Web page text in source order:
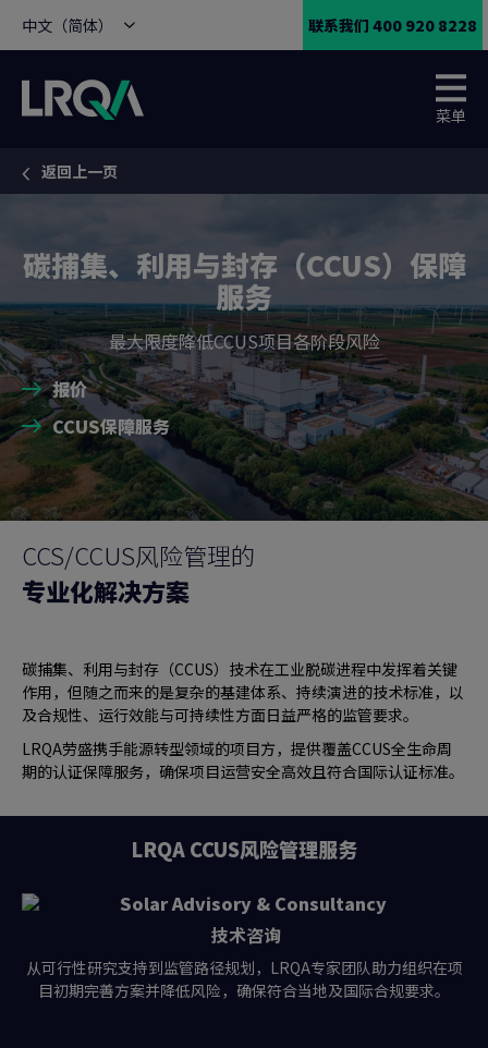
中文（简体） 联系我们 400 920 8228
菜单
You are here:
返回上一页
碳捕集、利用与封存（CCUS）保障
服务
最大限度降低CCUS项目各阶段风险
报价
CCUS保障服务
CCS/CCUS风险管理的
专业化解决方案
碳捕集、利用与封存（CCUS）技术在工业脱碳进程中发挥着关键
作用，但随之而来的是复杂的基建体系、持续演进的技术标准，以
及合规性、运行效能与可持续性方面日益严格的监管要求。
LRQA劳盛携手能源转型领域的项目方，提供覆盖CCUS全生命周
期的认证保障服务，确保项目运营安全高效且符合国际认证标准。
LRQA CCUS风险管理服务
技术咨询
从可行性研究支持到监管路径规划，LRQA专家团队助力组织在项
目初期完善方案并降低风险，确保符合当地及国际合规要求。